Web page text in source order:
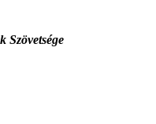
Szövetsége